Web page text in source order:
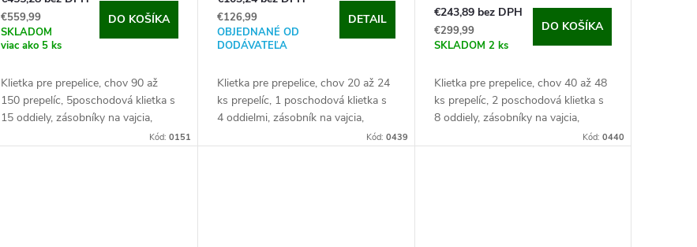
€559,99
SKLADOM
viac ako 5 ks
DO KOŠÍKA
Klietka pre prepelice, chov 90 až
150 prepelíc, ​​5poschodová klietka s
15 oddiely, zásobníky na vajcia,
Kód:0151
€126,99
OBJEDNANÉ OD
DODÁVATEĽA
DETAIL
Klietka pre prepelice, chov 20 až 24
ks prepelíc, 1 poschodová klietka s
4 oddielmi, zásobník na vajcia,
kŕmidlo a napájačky, 104x58,5x100
Kód: 0439
€243,89 bez DPH
€299,99
SKLADOM 2 ks
DO KOŠÍKA
Klietka pre prepelice, chov 40 až 48
ks prepelíc, 2 poschodová klietka s
8 oddiely, zásobníky na vajcia,
kŕmidlo a napájačky, 104,5x58,5x90
Kód: 0440